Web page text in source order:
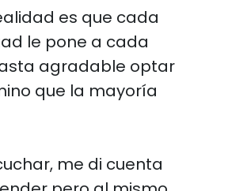
es que cada
le pone a cada
agradable optar
que la mayoría
me di cuenta